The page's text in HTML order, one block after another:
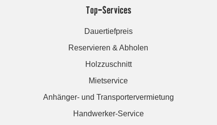
Top-Services
Dauertiefpreis
Reservieren & Abholen
Holzzuschnitt
Mietservice
Anhänger- und Transportervermietung
Handwerker-Service